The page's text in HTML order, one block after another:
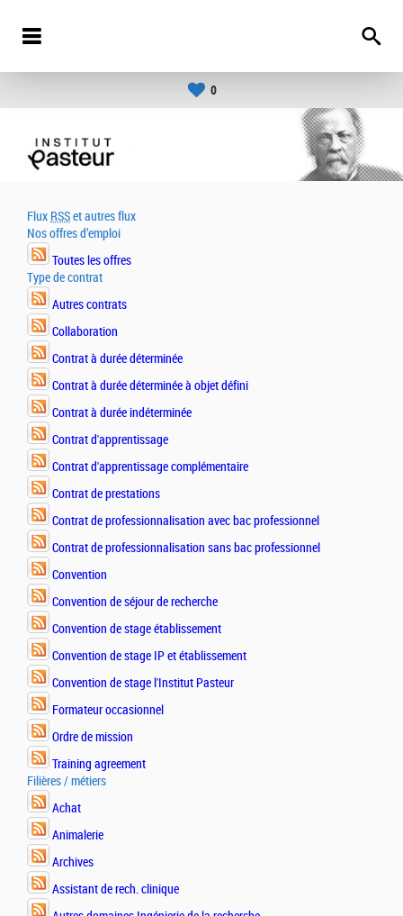
0
Flux RSSet autres flux
Nos offres d’emploi
Toutes les offres
Type de contrat
Autres contrats
Collaboration
Contrat à durée déterminée
Contrat à durée déterminée à objet défini
Contrat à durée indéterminée
Contrat d'apprentissage
Contrat d'apprentissage complémentaire
Contrat de prestations
Contrat de professionnalisation avec bac professionnel
Contrat de professionnalisation sans bac professionnel
Convention
Convention de séjour de recherche
Convention de stage établissement
Convention de stage IP et établissement
Convention de stage l'Institut Pasteur
Formateur occasionnel
Ordre de mission
Training agreement
Filières / métiers
Achat
Animalerie
Archives
Assistant de rech. clinique